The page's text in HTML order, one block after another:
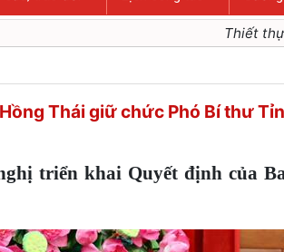
Thiết thực lập thành tích
Thái giữ chức Phó Bí thư
triển khai Quyết định của